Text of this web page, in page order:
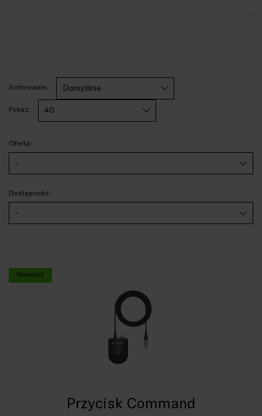
Sortowanie:
Pokaż:
Oferta:
-
Dostępność:
-
Nowość
Przycisk Command